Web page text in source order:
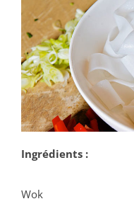
Ingrédients :
Wok